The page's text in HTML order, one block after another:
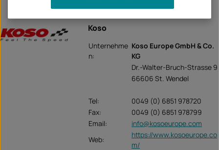
Koso
Unternehme
n:
Koso Europe GmbH & Co.
KG
Dr.-Walter-Bruch-Strasse 9
66606 St. Wendel
Tel:
0049 (0) 6851 978720
Fax:
0049 (0) 6851 978799
Email:
info@kosoeurope.com
Web:
https://www.kosoeurope.co
m/